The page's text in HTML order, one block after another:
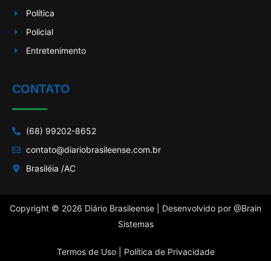
Política
Policial
Entretenimento
CONTATO
(68) 99202-8652
contato@diariobrasileense.com.br
Brasiléia /AC
Copyright © 2026 Diário Brasileense | Desenvolvido por @Brain
Sistemas
Termos de Uso | Política de Privacidade